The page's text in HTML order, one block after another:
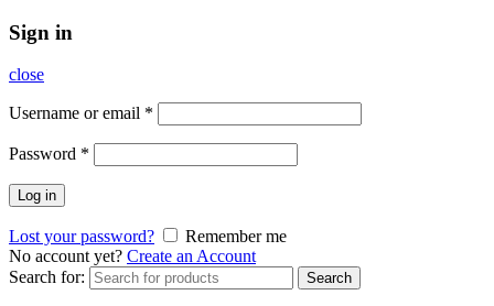
Sign in
close
Username or email *
Password *
Log in
Lost your password?
Remember me
No account yet? Create an Account
Search for:
Search